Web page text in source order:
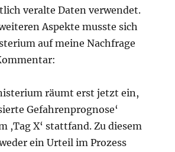
veralte Daten verwendet.
Aspekte musste sich
auf meine Nachfrage
räumt erst jetzt ein,
Gefahrenprognose‘
,Tag X‘ stattfand. Zu diesem
ein Urteil im Prozess